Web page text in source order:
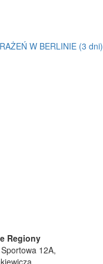
W BERLINIE (3 dni)
Regiony
12A,